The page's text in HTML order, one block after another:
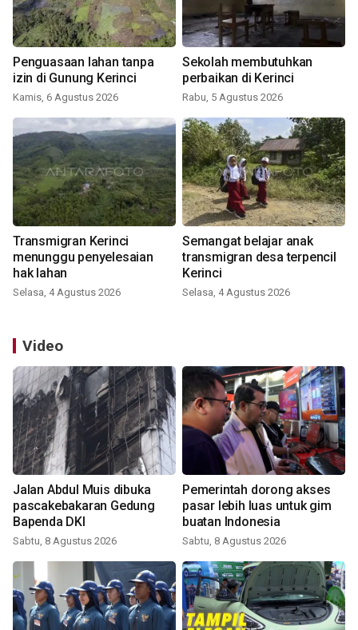
Penguasaan lahan tanpa
izin di Gunung Kerinci
Kamis, 6 Agustus 2026
Sekolah membutuhkan
perbaikan di Kerinci
Rabu, 5 Agustus 2026
Transmigran Kerinci
menunggu penyelesaian
hak lahan
Selasa, 4 Agustus 2026
Semangat belajar anak
transmigran desa terpencil
Kerinci
Selasa, 4 Agustus 2026
Video
Jalan Abdul Muis dibuka
pascakebakaran Gedung
Bapenda DKI
Sabtu, 8 Agustus 2026
Pemerintah dorong akses
pasar lebih luas untuk gim
buatan Indonesia
Sabtu, 8 Agustus 2026